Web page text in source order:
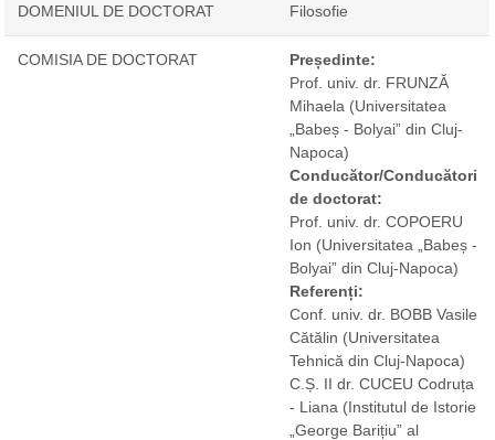
DOMENIUL DE DOCTORAT Filosofie
COMISIA DE DOCTORAT
Președinte:
Prof. univ. dr. FRUNZĂ
Mihaela (Universitatea
„Babeș - Bolyai” din Cluj-
Napoca)
Conducător/Conducători
de doctorat:
Prof. univ. dr. COPOERU
Ion (Universitatea „Babeș -
Bolyai” din Cluj-Napoca)
Referenți:
Conf. univ. dr. BOBB Vasile
Cătălin (Universitatea
Tehnică din Cluj-Napoca)
C.Ș. II dr. CUCEU Codruța
- Liana (Institutul de Istorie
„George Barițiu” al